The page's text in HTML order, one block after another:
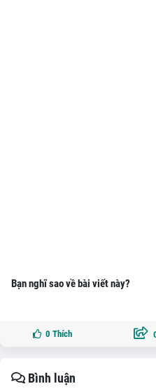
Bạn nghĩ sao về bài viết này?
0 Thích
Bình luận